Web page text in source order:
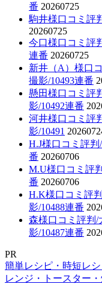
番 20260725
駒井様口コミ評
20260725
今口様口コミ評
連番 20260725
新井（A）様口
撮影/10493連番
懸田様口コミ評
影/10492連番
河井様口コミ評
影/10491
H.J様口コミ評
番 20260706
M.U様口コミ評
番 20260706
H.K様口コミ評
影/10488連番
森様口コミ評判/
影/10487連番
PR
簡単レシピ・時短レ
レンジ・トースター